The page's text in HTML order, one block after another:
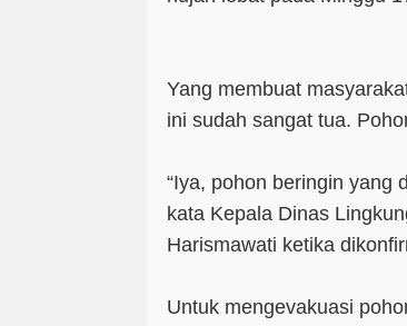
Yang membuat
ini sudah sangat tua.
“Iya, pohon beringin yang
kata Kepala Dinas
Harismawati ketika
Untuk mengevakuasi